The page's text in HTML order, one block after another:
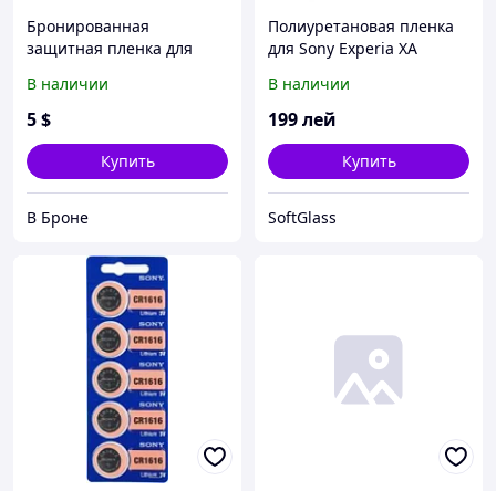
Бронированная
защитная пленка для
HX60
В наличии
5$
Купить
В Броне
Полиуретановая пленка
для Sony Experia XA
В наличии
199лей
Купить
SoftGlass